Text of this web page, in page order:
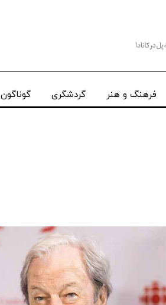
فرهنگ و هنر گردشگری گوناگون